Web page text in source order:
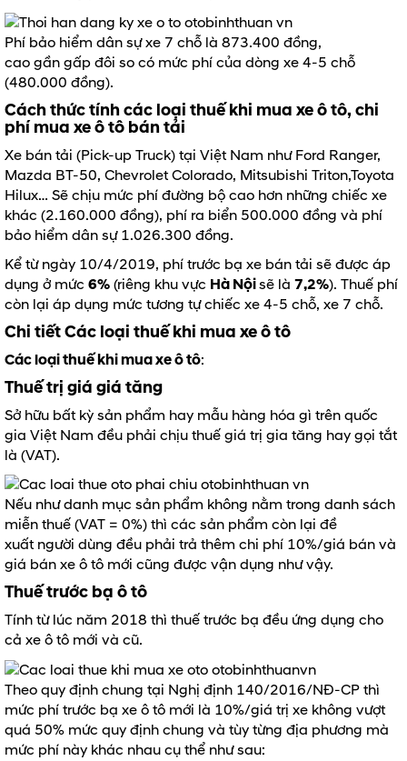
Phí bảo hiểm dân sự xe 7 chỗ là 873.400 đồng,
cao gần gấp đôi so có mức phí của dòng xe 4-5 chỗ
(480.000 đồng).
Cách thức tính các loại thuế khi mua xe ô tô, chi
phí mua xe ô tô bán tải
Xe bán tải (Pick-up Truck) tại Việt Nam như Ford Ranger,
Mazda BT-50, Chevrolet Colorado, Mitsubishi Triton,Toyota
Hilux… Sẽ chịu mức phí đường bộ cao hơn những chiếc xe
khác (2.160.000 đồng), phí ra biển 500.000 đồng và phí
bảo hiểm dân sự 1.026.300 đồng.
Kể từ ngày 10/4/2019, phí trước bạ xe bán tải sẽ được áp
dụng ở mức 6% (riêng khu vực Hà Nộisẽ là 7,2%). Thuế phí
còn lại áp dụng mức tương tự chiếc xe 4-5 chỗ, xe 7 chỗ.
Chi tiết Các loại thuế khi mua xe ô tô
Các loại thuế khi mua xe ô tô:
Thuế trị giá giá tăng
Sở hữu bất kỳ sản phẩm hay mẫu hàng hóa gì trên quốc
gia Việt Nam đều phải chịu thuế giá trị gia tăng hay gọi tắt
là (VAT).
Nếu như danh mục sản phẩm không nằm trong danh sách
miễn thuế (VAT = 0%) thì các sản phẩm còn lại đề
xuất người dùng đều phải trả thêm chi phí 10%/giá bán và
giá bán xe ô tô mới cũng được vận dụng như vậy.
Thuế trước bạ ô tô
Tính từ lúc năm 2018 thì thuế trước bạ đều ứng dụng cho
cả xe ô tô mới và cũ.
Theo quy định chung tại Nghị định 140/2016/NĐ-CP thì
mức phí trước bạ xe ô tô mới là 10%/giá trị xe không vượt
quá 50% mức quy định chung và tùy từng địa phương mà
mức phí này khác nhau cụ thể như sau: